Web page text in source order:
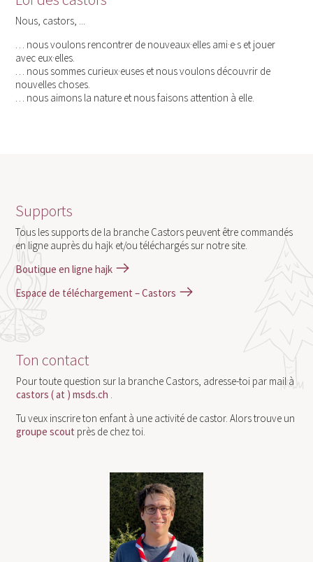
Nous, castors, ...
… nous voulons rencontrer de nouveaux·elles ami·e·s et jouer
avec eux·elles.
… nous sommes curieux·euses et nous voulons découvrir de
nouvelles choses.
… nous aimons la nature et nous faisons attention à elle.
Supports
Tous les supports de la branche Castors peuvent être commandés
en ligne auprès du hajk et/ou téléchargés sur notre site.
Boutique en ligne hajk
Espace de téléchargement – Castors
Ton contact
Pour toute question sur la branche Castors, adresse-toi par mail à
castors ( at ) msds.ch
Tu veux inscrire ton enfant à une activité de castor. Alors trouve un
groupe scout près de chez toi.